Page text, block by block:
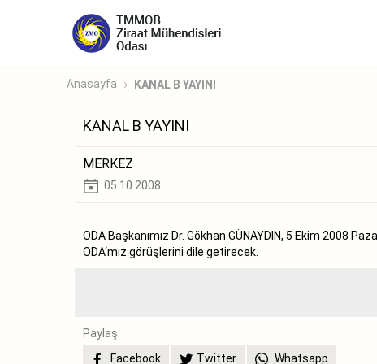
Anasayfa KANAL B YAYINI
KANAL B YAYINI
MERKEZ
05.10.2008
ODA Başkanımız Dr. Gökhan GÜNAYDIN, 5 Ekim 2008
ODA‘mız görüşlerini dile getirecek.
Paylaş:
Facebook
Twitter Whatsapp